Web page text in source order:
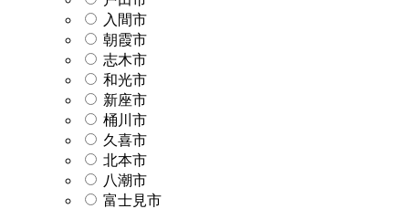
入間市
朝霞市
志木市
和光市
新座市
桶川市
久喜市
北本市
八潮市
富士見市